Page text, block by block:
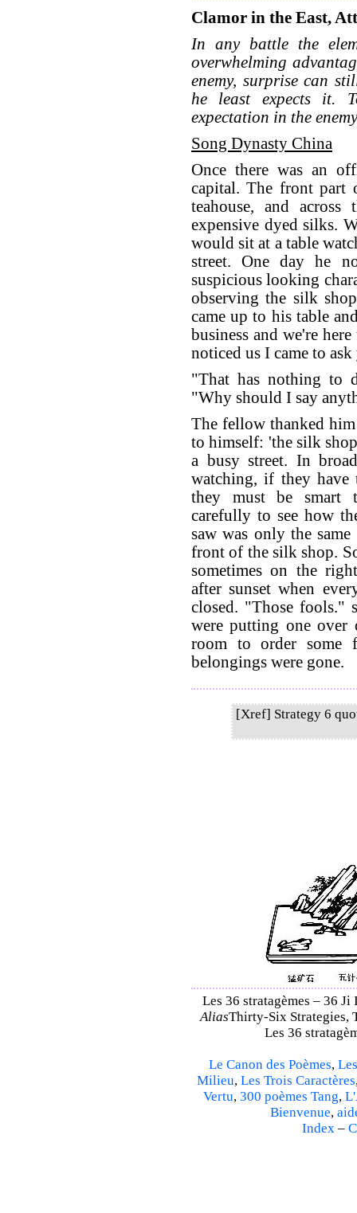
Clamor in the East,
In any battle the
overwhelming
enemy, surprise can
he least expects it.
expectation in the
Song Dynasty China
Once there was an
capital. The front part
teahouse, and
expensive dyed silks.
would sit at a table
street. One day he
suspicious looking
observing the silk
came up to his table
business and we're
noticed us I came to
"That has nothing to
"Why should I say
The fellow thanked
to himself: 'the silk
a busy street. In
watching, if they have
they must be smart
carefully to see how
saw was only the
front of the silk shop.
sometimes on the
after sunset when
closed. "Those fools."
were putting one over
room to order some
belongings were gone.
[Xref] Strategy 6
Les 36 stratagèmes – 36
AliasThirty-Six Strategies,
Les 36
Le Canon des Poèmes,
Milieu, Les Trois Caractères
Vertu, 300 poèmes Tang,
Bienvenue,
Index–